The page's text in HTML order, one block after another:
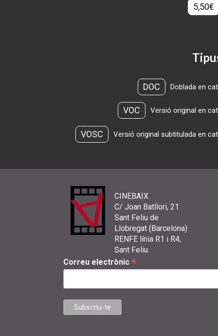
5,50€
DOC Doblada en
VOC Versió original en
VOSC Versió original subtitulada en
CINEBAIX
C/ Joan Batllori, 21
Sant Feliu de
Llobregat (Barcelona)
RENFE línia R1 i R4,
Sant Feliu
Correu electrònic *